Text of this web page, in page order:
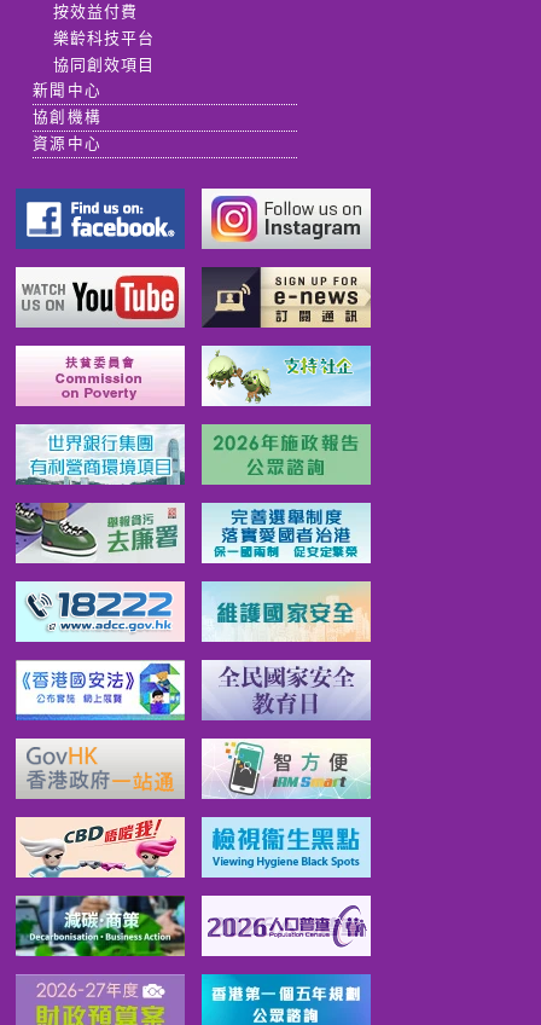
按效益付費
樂齡科技平台
協同創效項目
新聞中心
協創機構
資源中心